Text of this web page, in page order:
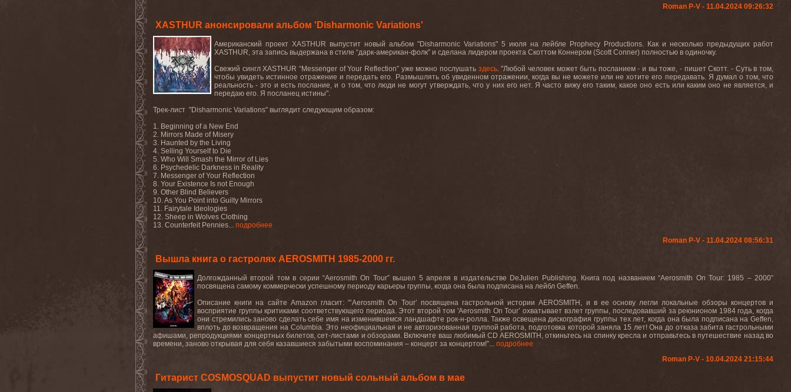
Roman P-V - 11.04.2024 09:26:32
XASTHUR анонсировали альбом 'Disharmonic Variations'
Американский проект XASTHUR выпустит новый альбом "Disharmonic Variations" 5 июля на лейбле Prophecy Productions. Как и несколько предыдущих работ
XASTHUR, эта запись выдержана в стиле “дарк-американ-фолк” и сделана лидером проекта Скоттом Коннером (Scott Conner) полностью в одиночку.
Свежий сингл XASTHUR “Messenger of Your Reflection” уже можно послушать здесь. "Любой человек может быть посланием - и вы тоже, - пишет Скотт. - Суть в том,
чтобы увидеть истинное отражение и передать его. Размышлять об увиденном отражении, когда вы не можете или не хотите его передавать. Я думал о том, что
реальность - это и есть послание, и о том, что люди не могут утверждать, что у них его нет. Я часто вижу его таким, какое оно есть или каким оно не является, и
передаю его. Я посланец истины".
Трек-лист "Disharmonic Variations" выглядит следующим образом:
1. Beginning of a New End
2. Mirrors Made of Misery
3. Haunted by the Living
4. Selling Yourself to Die
5. Who Will Smash the Mirror of Lies
6. Psychedelic Darkness in Reality
7. Messenger of Your Reflection
8. Your Existence Is not Enough
9. Other Blind Believers
10. As You Point into Guilty Mirrors
11. Fairytale Ideologies
12. Sheep in Wolves Clothing
13. Counterfeit Pennies... подробнее
Roman P-V - 11.04.2024 08:56:31
Вышла книга о гастролях AEROSMITH 1985-2000 гг.
Долгожданный второй том в серии “Aerosmith On Tour” вышел 5 апреля в издательстве DeJulien Publishing. Книга под названием “Aerosmith On Tour: 1985 – 2000”
посвящена самому коммерчески успешному периоду карьеры группы, когда она была подписана на лейбл Geffen.
Описание книги на сайте Amazon гласит: "’Aerosmith On Tour’ посвящена гастрольной историиAEROSMITH , и в ее основу легли локальные обзоры концертов и
восприятие группы критиками соответствующего периода. Этот второй том 'Aerosmith On Tour’ охватывает взлет группы, последовавший за реюнионом 1984 года, когда
они стремились заново сделать себе имя на изменившемся ландшафте рок-н-ролла. Также освещена дискография группы тех лет, когда она была подписана на Geffen,
вплоть до возвращения на Columbia. Это неофициальная и не авторизованная группой работа, подготовка которой заняла 15 лет! Она до отказа забита гастрольными
афишами, репродукциями концертных билетов, сет-листами и обзорами. Включите ваш любимыйCD AEROSMITH , откиньтесь на спинку кресла и отправьтесь в путешествие назад во
времени, заново открывая для себя казавшиеся забытыми воспоминания – концерт за концертом!”... подробнее
Roman P-V - 10.04.2024 21:15:44
Гитарист COSMOSQUAD выпустит новый сольный альбом в мае